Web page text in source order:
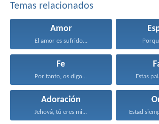
Temas relacionados
Amor
El amor es sufrido...
Fe
Por tanto, os digo... Estas
Adoración
Jehová, tú eres mi...